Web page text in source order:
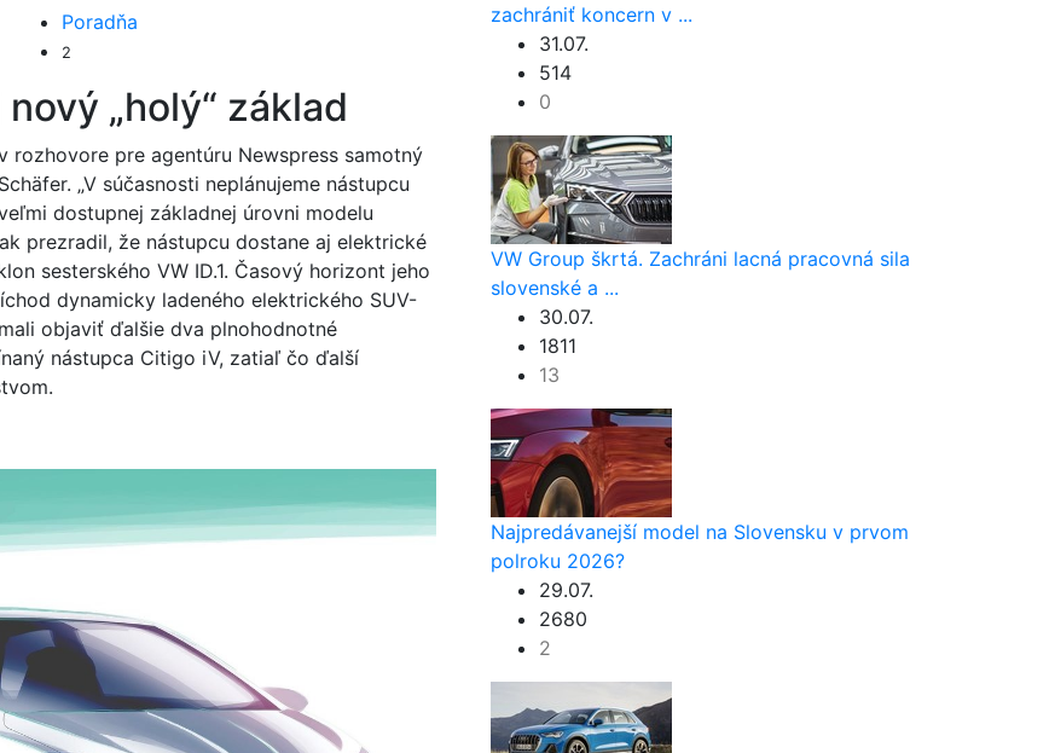
Poradňa
2
„holý“ základ
rozhovore pre agentúru Newspress samotný
„V súčasnosti neplánujeme nástupcu
dostupnej základnej úrovni modelu
prezradil, že nástupcu dostane aj elektrické
sesterského VW ID.1. Časový horizont jeho
dynamicky ladeného elektrického SUV-
objaviť ďalšie dva plnohodnotné
nástupca Citigo iV, zatiaľ čo ďalší
zachrániť koncern v ...
31.07.
514
0
VW Group škrtá. Zachráni lacná pracovná sila
slovenské a ...
30.07.
1811
13
Najpredávanejší model na Slovensku v prvom
polroku 2026?
29.07.
2680
2